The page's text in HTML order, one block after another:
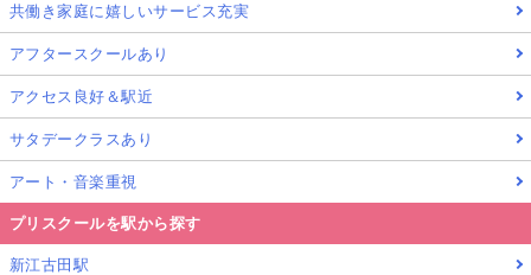
共働き家庭に嬉しいサービス充実
アフタースクールあり
アクセス良好＆駅近
サタデークラスあり
アート・音楽重視
プリスクールを駅から探す
新江古田駅